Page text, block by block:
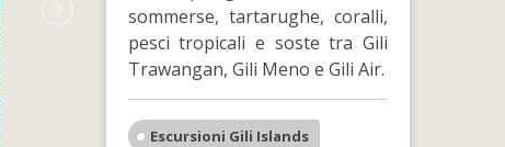
sommerse, tartarughe, coralli,
pesci tropicali e soste tra Gili
Trawangan, Gili Meno e Gili Air.
Escursioni Gili Islands